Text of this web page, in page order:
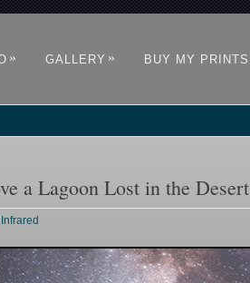
» GALLERY » BUY MY PRINTS
a Lagoon Lost in the Desert